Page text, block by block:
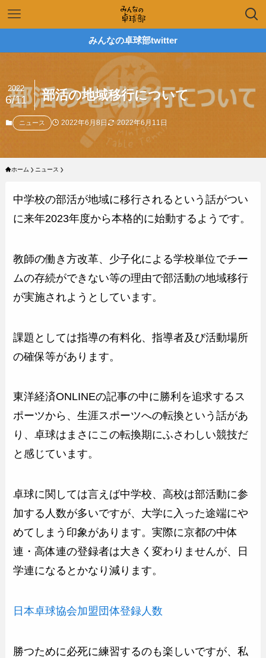
みんなの卓球部twitter
部活の地域移行について
2022
6/11
ニュース 2022年6月8日 2022年6月11日
ホーム ニュース
中学校の部活が地域に移行されるという話がつい
に来年2023年度から本格的に始動するようです。
教師の働き方改革、少子化による学校単位でチー
ムの存続ができない等の理由で部活動の地域移行
が実施されようとしています。
課題としては指導の有料化、指導者及び活動場所
の確保等があります。
東洋経済ONLINEの記事の中に勝利を追求するス
ポーツから、生涯スポーツへの転換という話があ
り、卓球はまさにこの転換期にふさわしい競技だ
と感じています。
卓球に関しては言えば中学校、高校は部活動に参
加する人数が多いですが、大学に入った途端にや
めてしまう印象があります。実際に京都の中体
連・高体連の登録者は大きく変わりませんが、日
学連になるとかなり減ります。
日本卓球協会加盟団体登録人数
勝つために必死に練習するのも楽しいですが、私